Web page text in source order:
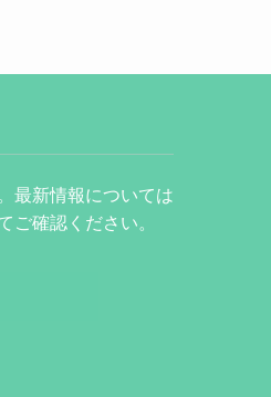
最新情報については
ご確認ください。